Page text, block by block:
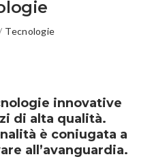
Tecnologie
innovative
di alta qualità.
è coniugata a
all’avanguardia.